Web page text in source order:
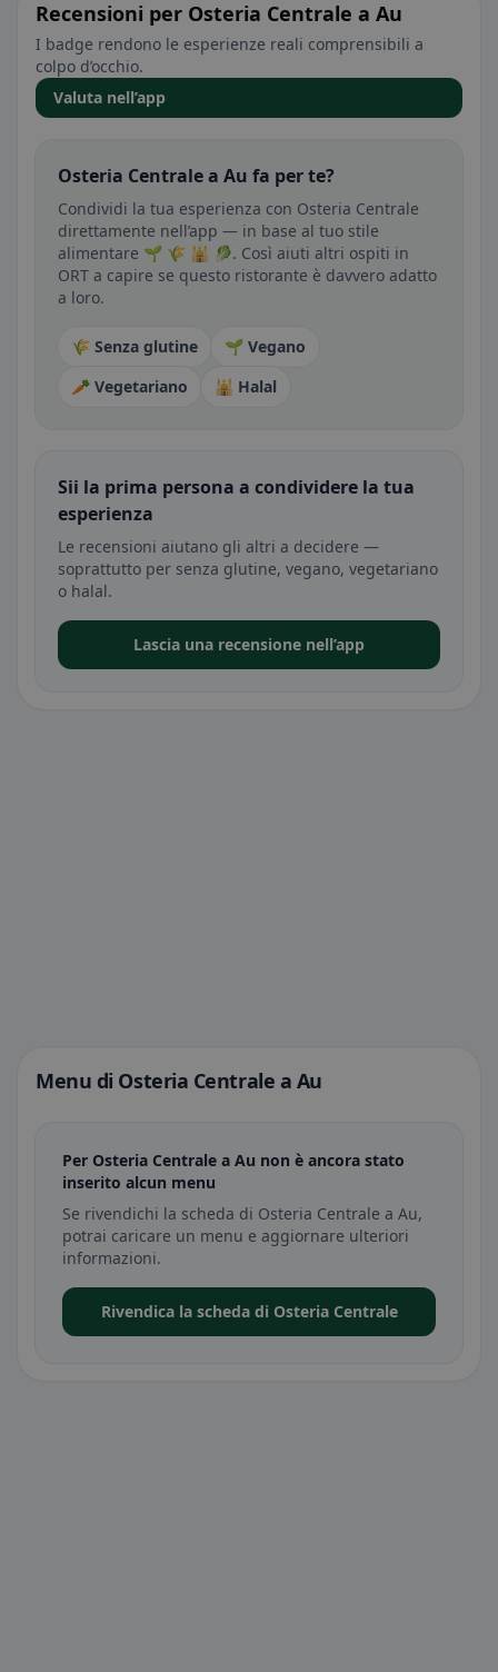
Recensioni per Osteria Centrale a Au
I badge rendono le esperienze reali comprensibili a
colpo d’occhio.
Valuta nell’app
Osteria Centrale a Au fa per te?
Condividi la tua esperienza con Osteria Centrale
direttamente nell’app — in base al tuo stile
alimentare 🌱 🌾 🕌 🥬. Così aiuti altri ospiti in
ORT a capire se questo ristorante è davvero adatto
a loro.
🌾 Senza glutine
🌱 Vegano
🥕 Vegetariano
🕌 Halal
Sii la prima persona a condividere la tua
esperienza
Le recensioni aiutano gli altri a decidere —
soprattutto per senza glutine, vegano, vegetariano
o halal.
Lascia una recensione nell’app
Menu di Osteria Centrale a Au
Per Osteria Centrale a Au non è ancora stato
inserito alcun menu
Se rivendichi la scheda di Osteria Centrale a Au,
potrai caricare un menu e aggiornare ulteriori
informazioni.
Rivendica la scheda di Osteria Centrale